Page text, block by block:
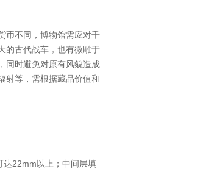
币不同，博物馆需应对千
的古代战车，也有微雕于
同时避免对原有风貌造成
等，需根据藏品价值和
达22mm 以上；中间层填